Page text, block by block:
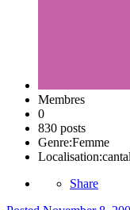
Membres
0
830 posts
Genre:Femme
Localisation:
Share